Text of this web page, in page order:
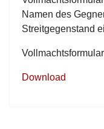
Namen des
Streitgegenstand
Vollmachtsformular
Download